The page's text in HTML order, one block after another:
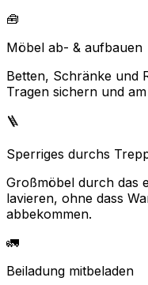
🧰
Möbel ab- & aufbauen
Betten, Schränke und
Tragen sichern und
🪜
Sperriges durchs
Großmöbel durch das
lavieren, ohne dass
abbekommen.
🚛
Beiladung mitbeladen